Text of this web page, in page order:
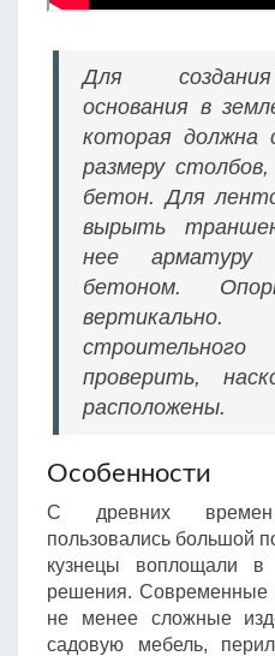
Для
основания в
которая должна
размеру
бетон. Для
вырыть
нее
бетоном.
проверить,
расположены.
Особенности
С древних
пользовались большой
кузнецы воплощали
решения. Современные
не менее сложные
садовую мебель,